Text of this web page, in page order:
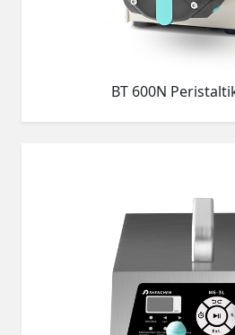
BT 600N